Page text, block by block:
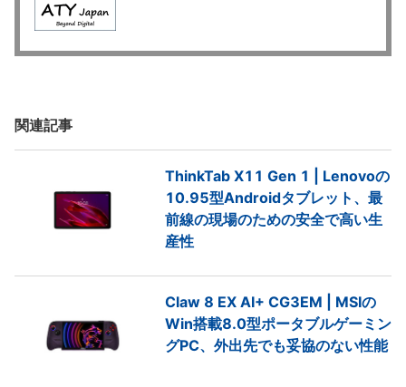
関連記事
ThinkTab X11 Gen 1 | Lenovoの
10.95型Androidタブレット、最
前線の現場のための安全で高い生
産性
Claw 8 EX AI+ CG3EM | MSIの
Win搭載8.0型ポータブルゲーミン
グPC、外出先でも妥協のない性能